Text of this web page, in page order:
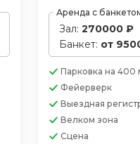
Аренда с
Зал:270000 ₽
Банкет: от
Парковкана 400
Фейерверк
Выездная
Велком зона
Сцена